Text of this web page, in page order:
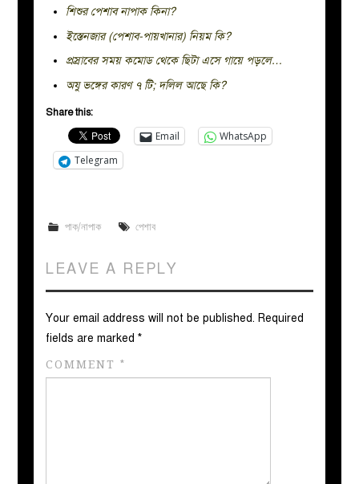
শিশুর পেশাব নাপাক কিনা?
ইস্তেনজার (পেশাব-পায়খানার) নিয়ম কি?
প্রস্রাবের সময় কমোড থেকে ছিটা এসে গায়ে পড়লে…
অযু ভঙ্গের কারণ ৭ টি; দলিল আছে কি?
Share this:
Email
WhatsApp
Telegram
পাক/নাপাক পেশাব
LEAVE A REPLY
Your email address will not be published. Required
fields are marked*
COMMENT*